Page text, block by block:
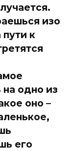
изо
к
на одно из
оно –
его